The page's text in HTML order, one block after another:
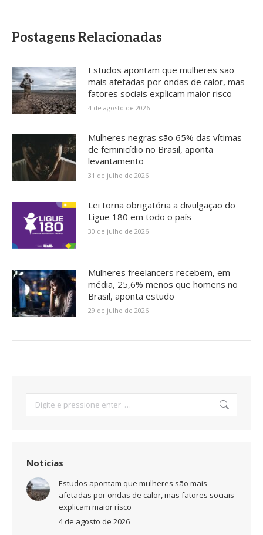
Postagens Relacionadas
Estudos apontam que mulheres são
mais afetadas por ondas de calor, mas
fatores sociais explicam maior risco
4 de agosto de 2026
Mulheres negras são 65% das vítimas
de feminicídio no Brasil, aponta
levantamento
31 de julho de 2026
Lei torna obrigatória a divulgação do
Ligue 180 em todo o país
30 de julho de 2026
Mulheres freelancers recebem, em
média, 25,6% menos que homens no
Brasil, aponta estudo
29 de julho de 2026
Noticias
Estudos apontam que mulheres são mais
afetadas por ondas de calor, mas fatores sociais
explicam maior risco
4 de agosto de 2026